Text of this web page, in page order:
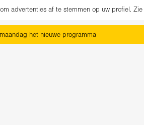
advertenties af te stemmen op uw profiel. Zie
het nieuwe programma